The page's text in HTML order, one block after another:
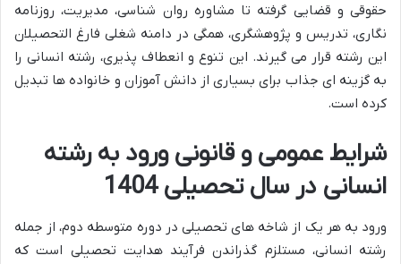
حقوقی و قضایی گرفته تا مشاوره روان شناسی، مدیریت، روزنامه
نگاری، تدریس و پژوهشگری، همگی در دامنه شغلی فارغ التحصیلان
این رشته قرار می گیرند. این تنوع و انعطاف پذیری، رشته انسانی را
به گزینه ای جذاب برای بسیاری از دانش آموزان و خانواده ها تبدیل
کرده است.
شرایط عمومی و قانونی ورود به رشته
انسانی در سال تحصیلی 1404
ورود به هر یک از شاخه های تحصیلی در دوره متوسطه دوم، از جمله
رشته انسانی، مستلزم گذراندن فرآیند هدایت تحصیلی است که